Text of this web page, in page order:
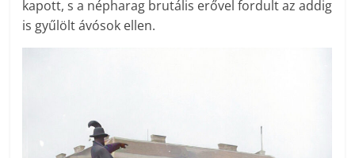
kapott, s a népharag brutális erővel fordult az addig
is gyűlölt ávósok ellen.